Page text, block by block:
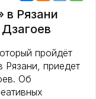
в Рязани
пройдёт
приедет
Об